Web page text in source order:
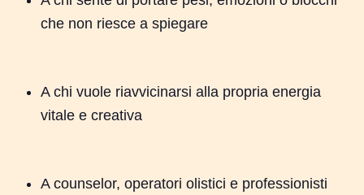
Nessun prodotto nel carrello.
che non riesce a spiegare
A chi vuole riavvicinarsi alla propria energia
vitale e creativa
A counselor, operatori olistici e professionisti